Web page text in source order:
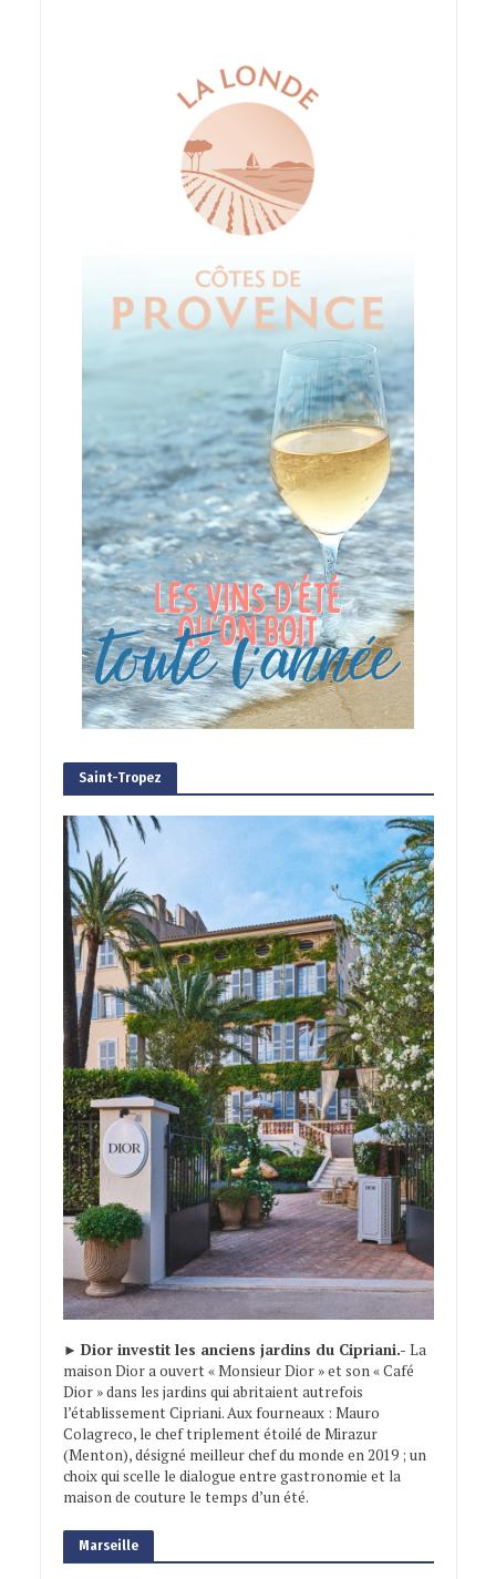
Saint-Tropez
► Dior investit les anciens jardins du Cipriani.- La
maison Dior a ouvert « Monsieur Dior » et son « Café
Dior » dans les jardins qui abritaient autrefois
l’établissement Cipriani. Aux fourneaux : Mauro
Colagreco, le chef triplement étoilé de Mirazur
(Menton), désigné meilleur chef du monde en 2019 ; un
choix qui scelle le dialogue entre gastronomie et la
maison de couture le temps d’un été.
Marseille